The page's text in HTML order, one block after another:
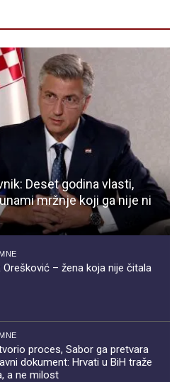
Deset godina vlasti,
mržnje koji ga nije ni
Orešković – žena koja nije čitala
proces, Sabor ga pretvara
dokument: Hrvati u BiH traže
a ne milost